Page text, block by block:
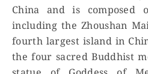
China and is composed
including the Zhoushan
fourth largest island in
the four sacred Buddhist